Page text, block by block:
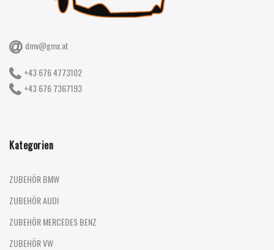
dmv@gmx.at
+43 676 4773102
+43 676 7367193
Kategorien
ZUBEHÖR BMW
ZUBEHÖR AUDI
ZUBEHÖR MERCEDES BENZ
ZUBEHÖR VW